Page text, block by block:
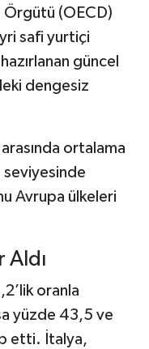
Örgütü (OECD)
safi yurtiçi
güncel
dengesiz
ortalama
seviyesinde
Avrupa ülkeleri
Aldı
oranla
yüzde 43,5 ve
etti. İtalya,